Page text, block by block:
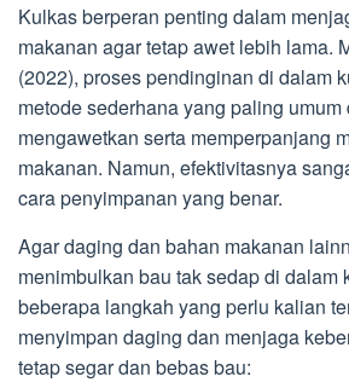
Kulkas berperan penting dalam
makanan agar tetap awet lebih lama.
(2022), proses pendinginan di dalam
metode sederhana yang paling
mengawetkan serta memperpanjang
makanan. Namun, efektivitasnya
cara penyimpanan yang benar.
Agar daging dan bahan makanan
menimbulkan bau tak sedap di dalam
beberapa langkah yang perlu kalian
menyimpan daging dan menjaga
tetap segar dan bebas bau: